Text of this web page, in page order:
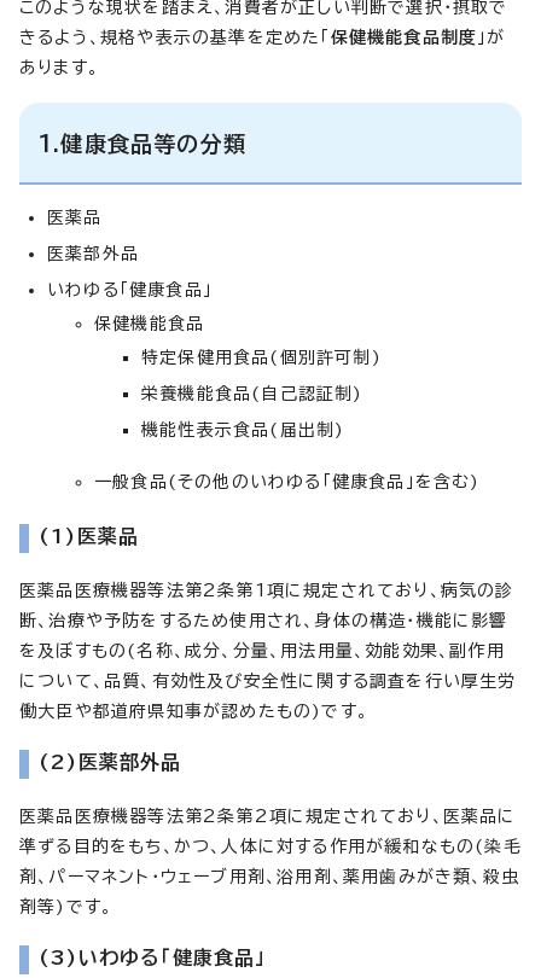
このような現状を踏まえ、消費者が正しい判断で選択・摂取で
きるよう、規格や表示の基準を定めた「 保健機能食品制度 」が
あります。
1.健康食品等の分類
医薬品
医薬部外品
いわゆる「健康食品」
保健機能食品
特定保健用食品(個別許可制)
栄養機能食品(自己認証制)
機能性表示食品(届出制)
一般食品(その他のいわゆる「健康食品」を含む)
(1)医薬品
医薬品医療機器等法第2条第1項に規定されており、病気の診
断、治療や予防をするため使用され、身体の構造・機能に影響
を及ぼすもの(名称、成分、分量、用法用量、効能効果、副作用
について、品質、有効性及び安全性に関する調査を行い厚生労
働大臣や都道府県知事が認めたもの)です。
(2)医薬部外品
医薬品医療機器等法第2条第2項に規定されており、医薬品に
準ずる目的をもち、かつ、人体に対する作用が緩和なもの(染毛
剤、パーマネント・ウェーブ用剤、浴用剤、薬用歯みがき類、殺虫
剤等)です。
(3)いわゆる「健康食品」